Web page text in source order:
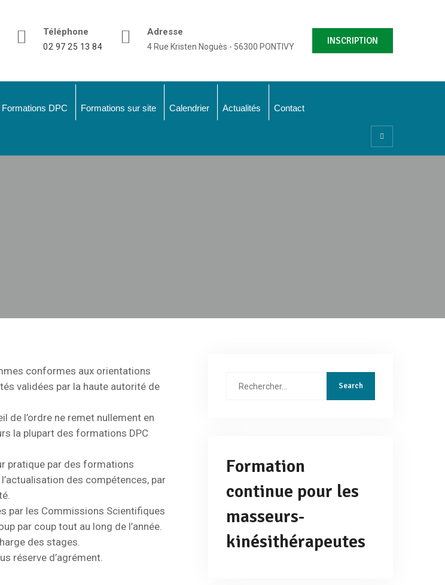
Téléphone
02 97 25 13 84
Adresse
4 Rue Kristen Noguès - 56300 PONTIVY
INSCRIPTION
Formations DPC Formations sur site Calendrier Actualités Contact
conformes aux orientations
validées par la haute autorité de
de l’ordre ne remet nullement en
la plupart des formations DPC
pratique par des formations
des compétences, par
par les Commissions Scientifiques
par coup tout au long de l’année.
des stages.
réserve d’agrément.
Formation
continue pour les
masseurs-
kinésithérapeutes